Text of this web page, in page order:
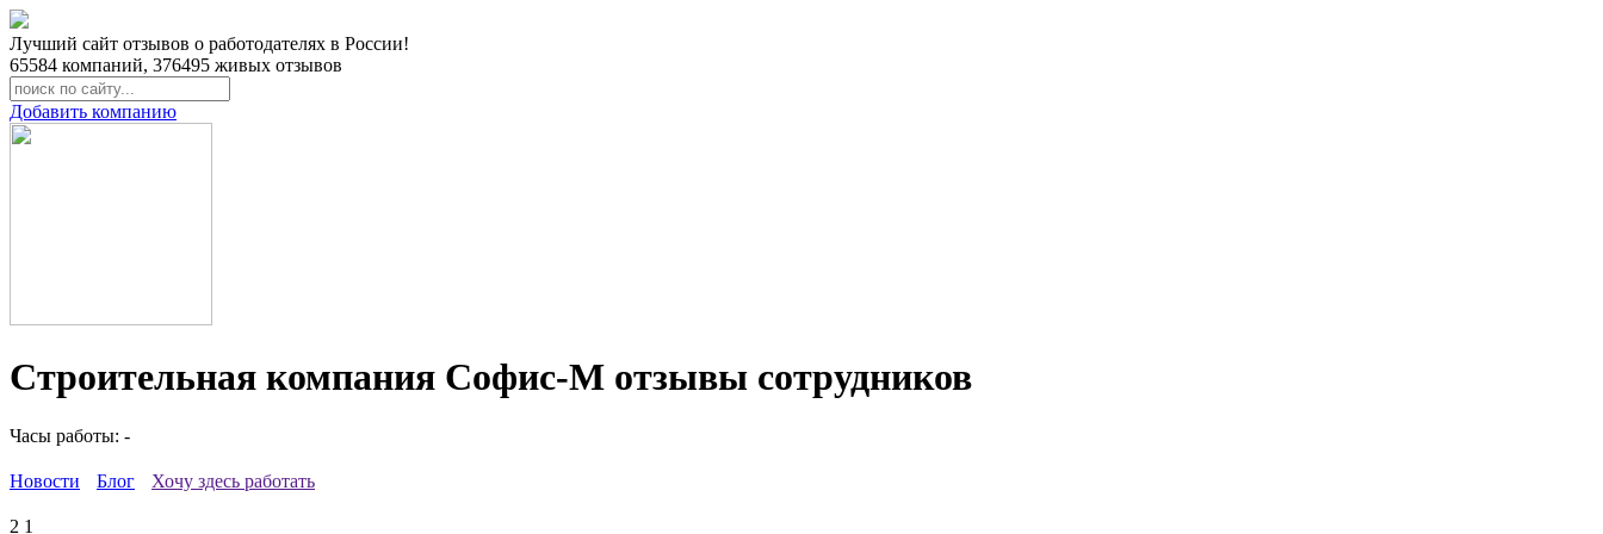
Лучший сайт отзывов о работодателях в России!
65584 компаний, 376495 живых отзывов
Добавить компанию
Строительная компания Софис-М отзывы сотрудников
Часы работы: -
Новости Блог Хочу здесь работать
2 1